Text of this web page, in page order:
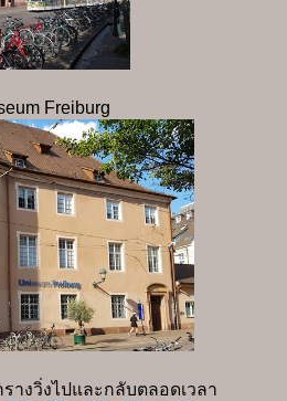
Freiburg
างวิ่งไปและกลับตลอดเวลา